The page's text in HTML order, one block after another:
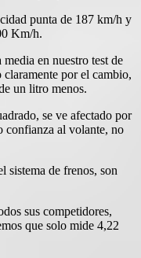
punta de 187 km/h y
Km/h.
en nuestro test de
por el cambio,
un litro menos.
se ve afectado por
confianza al volante, no
sistema de frenos, son
sus competidores,
que solo mide 4,22